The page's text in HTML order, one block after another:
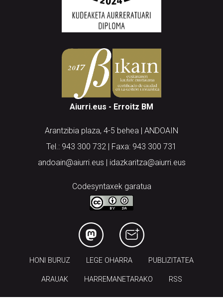
Aiurri.eus - Erroitz BM
Arantzibia plaza, 4-5 behea | ANDOAIN
Tel.: 943 300 732 | Faxa: 943 300 731
andoain@aiurri.eus | idazkaritza@aiurri.eus
Codesyntaxek garatua
HONI BURUZ LEGE OHARRA PUBLIZITATEA
ARAUAK HARREMANETARAKO RSS